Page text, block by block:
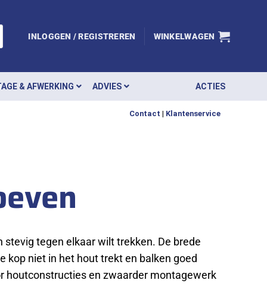
INLOGGEN / REGISTREREN WINKELWAGEN
& AFWERKING ADVIES ACTIES
Contact | Klantenservice
tegen elkaar wilt trekken. De brede
kop niet in het hout trekt en balken goed
houtconstructies en zwaarder montagewerk